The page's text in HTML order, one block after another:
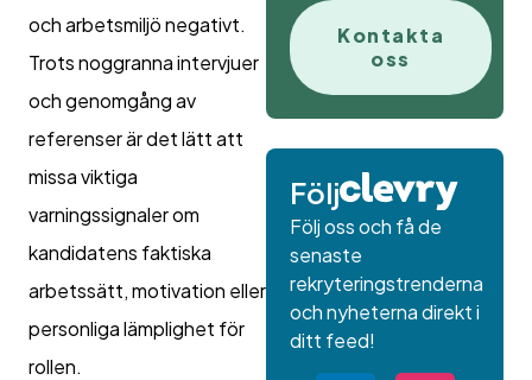
och arbetsmiljö negativt.
Trots noggranna intervjuer
och genomgång av
referenser är det lätt att
missa viktiga
varningssignaler om
kandidatens faktiska
arbetssätt, motivation eller
personliga lämplighet för
rollen.
Kontakta
oss
Följ
Följ oss och få de
senaste
rekryteringstrenderna
och nyheterna direkt i
ditt feed!